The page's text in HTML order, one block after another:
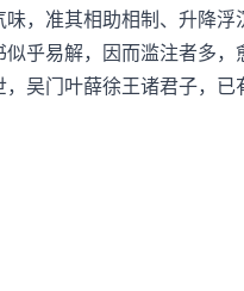
，准其相助相制、升降浮
乎易解，因而滥注者多，
吴门叶薛徐王诸君子，已